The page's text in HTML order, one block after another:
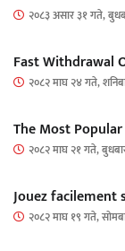
२०८३ असार ३१ गते,
Fast Withdrawal
२०८२ माघ २४ गते,
The Most
२०८२ माघ २१ गते,
Jouez facilement
२०८२ माघ १९ गते,